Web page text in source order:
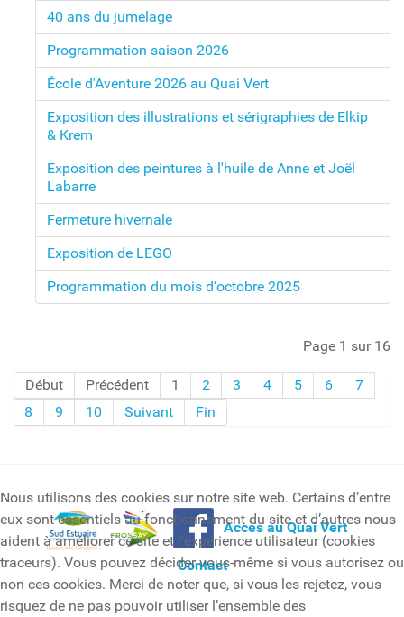
40 ans du jumelage
Programmation saison 2026
École d'Aventure 2026 au Quai Vert
Exposition des illustrations et sérigraphies de Elkip
& Krem
Exposition des peintures à l'huile de Anne et Joël
Labarre
Fermeture hivernale
Exposition de LEGO
Programmation du mois d'octobre 2025
Page 1 sur 16
Début Précédent 1 2 3 4 5 6
7
8
9 10 Suivant Fin
Accès au Quai Vert
Contact
Nous utilisons des cookies sur notre site web. Certains d’entre
eux sont essentiels au fonctionnement du site et d’autres nous
aident à améliorer ce site et l’expérience utilisateur (cookies
traceurs). Vous pouvez décider vous-même si vous autorisez ou
non ces cookies. Merci de noter que, si vous les rejetez, vous
risquez de ne pas pouvoir utiliser l’ensemble des